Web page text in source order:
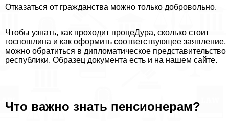
Отказаться от гражданства можно только добровольно.
Чтобы узнать, как проходит процеДypa, сколько стоит
госпошлина и как оформить соответствующее заявление,
можно обратиться в дипломатическое представительство
республики. Образец документа есть и на нашем сайте.
Что важно знать пенсионерам?